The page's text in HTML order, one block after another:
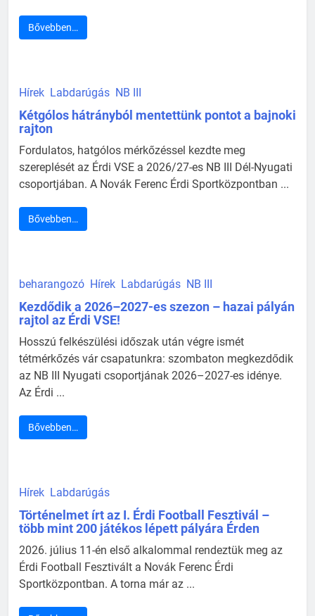
Bővebben…
Hírek Labdarúgás NB III
Kétgólos hátrányból mentettünk pontot a bajnoki
rajton
Fordulatos, hatgólos mérkőzéssel kezdte meg
szereplését az Érdi VSE a 2026/27-es NB III Dél-Nyugati
csoportjában. A Novák Ferenc Érdi Sportközpontban ...
Bővebben…
beharangozó Hírek Labdarúgás NB III
Kezdődik a 2026–2027-es szezon – hazai pályán
rajtol az Érdi VSE!
Hosszú felkészülési időszak után végre ismét
tétmérkőzés vár csapatunkra: szombaton megkezdődik
az NB III Nyugati csoportjának 2026–2027-es idénye.
Az Érdi ...
Bővebben…
Hírek Labdarúgás
Történelmet írt az I. Érdi Football Fesztivál –
több mint 200 játékos lépett pályára Érden
2026. július 11-én első alkalommal rendeztük meg az
Érdi Football Fesztivált a Novák Ferenc Érdi
Sportközpontban. A torna már az ...